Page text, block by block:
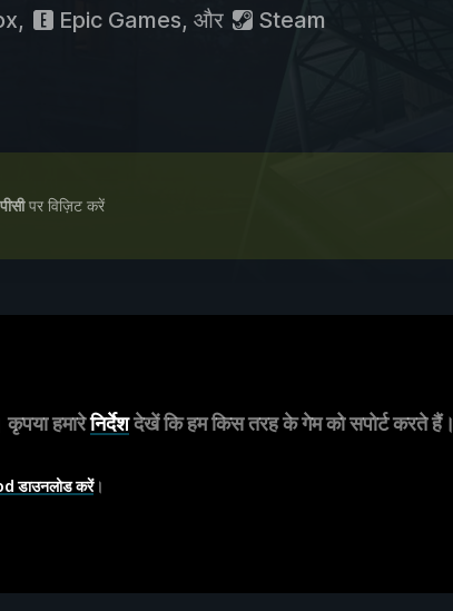
, Epic Games, और Steam
पीसीपर विज़िट करें
हमारेनिर्देशदेखें कि हम किस तरह के गेम को सपोर्ट करते हैं।
डाउनलोड करें।